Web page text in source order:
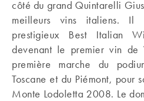
côté du grand Quintarelli
meilleurs vins italiens. Il
prestigieux Best Italian
devenant le premier vin
première marche du
Toscane et du Piémont, pour
Monte Lodoletta 2008. Le